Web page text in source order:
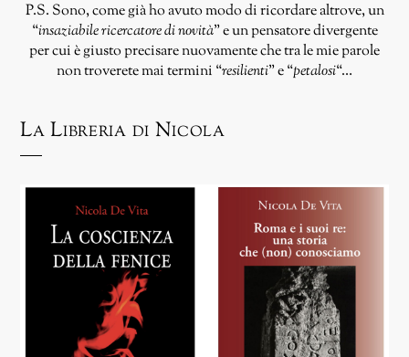
P.S. Sono, come già ho avuto modo di ricordare altrove, un
“insaziabile ricercatore di novità” e un pensatore divergente
per cui è giusto precisare nuovamente che tra le mie parole
non troverete mai termini “resilienti” e “petalosi“…
La Libreria di Nicola